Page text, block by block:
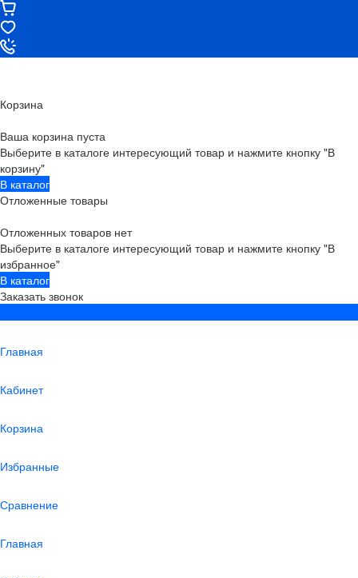
Корзина
Ваша корзина пуста
Выберите в каталоге интересующий товар и нажмите кнопку "В
корзину"
В каталог
Отложенные товары
Отложенных товаров нет
Выберите в каталоге интересующий товар и нажмите кнопку "В
избранное"
В каталог
Заказать звонок
Главная
Кабинет
Корзина
Избранные
Сравнение
Главная